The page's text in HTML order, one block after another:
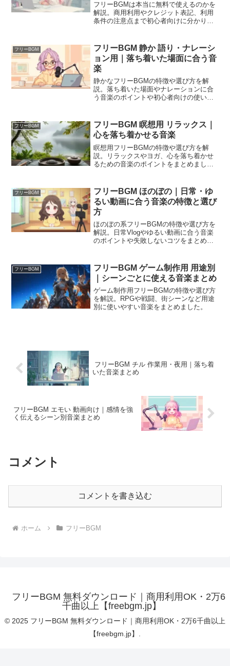
フリーBGMは本当に無料で使えるのかを
解説。商用利用やクレジット表記、利用
条件の注意点まで初心者向けに分かりや
フリーBGM
フリーBGM 静か 語り・ナレーシ
ョン用｜落ち着いた場面に合う音
楽
静かなフリーBGMの特徴や選び方を解
説。落ち着いた場面やナレーションに合
う音楽のポイントや初心者向けの使い方
フリーBGM
フリーBGM 瞑想用 リラックス｜
心を落ち着かせる音楽
瞑想用フリーBGMの特徴や選び方を解
説。リラックスやヨガ、心を落ち着かせ
るための音楽のポイントをまとめまし
フリーBGM
フリーBGM ほのぼの｜日常・ゆ
るい動画に合う音楽の特徴と選び
方
ほのぼの系フリーBGMの特徴や選び方を
解説。日常Vlogやゆるい動画に合う音楽
のポイントや失敗しないコツをまとめま
フリーBGM
フリーBGM ゲーム制作用 用途別
｜シーンごとに使える音楽まとめ
ゲーム制作用フリーBGMの特徴や選び方
を解説。RPGや戦闘、街シーンなど用途
別に使いやすい音楽をまとめました。
フリーBGM チル 作業用・夜用｜落ち着
いた音楽まとめ
フリーBGM エモい 動画向け｜感情を強
く伝えるシーン別音楽まとめ
コメント
コメントを書き込む
ホーム フリーBGM
フリーBGM 無料ダウンロード｜商用利用OK・2万6
千曲以上【freebgm.jp】
© 2025 フリーBGM 無料ダウンロード｜商用利用OK・2万6千曲以上
【freebgm.jp】.